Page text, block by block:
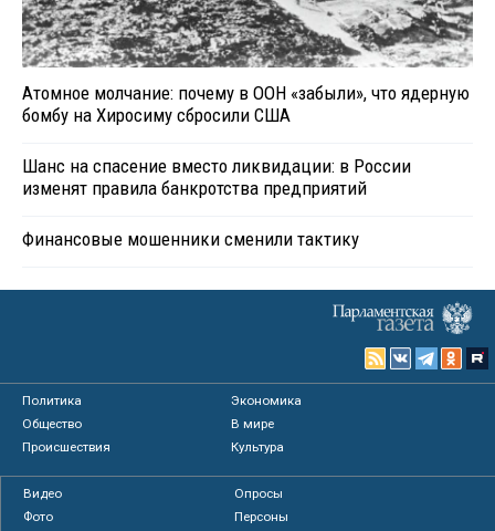
Атомное молчание: почему в ООН «забыли», что ядерную
бомбу на Хиросиму сбросили США
Шанс на спасение вместо ликвидации: в России
изменят правила банкротства предприятий
Финансовые мошенники сменили тактику
Политика
Экономика
Общество
В мире
Происшествия
Культура
Видео
Опросы
Фото
Персоны